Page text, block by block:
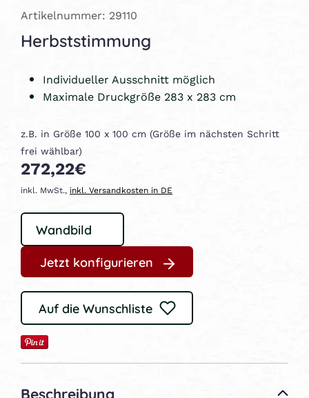
Artikelnummer: 29110
Herbststimmung
Individueller Ausschnitt möglich
Maximale Druckgröße 283 x 283 cm
z.B. in Größe 100 x 100 cm (Größe im nächsten Schritt
frei wählbar)
272,22€
inkl. MwSt., inkl. Versandkosten in DE
Jetzt konfigurieren
Auf die Wunschliste
Beschreibung